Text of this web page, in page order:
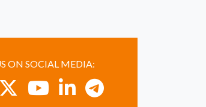
ON SOCIAL MEDIA: